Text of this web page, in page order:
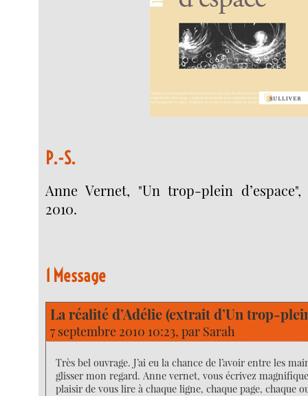
P.-S.
Anne Vernet, "Un trop-plein
2010.
1 Message
La réalité d’Adélie (extrait d’Un trop-
7 septembre 2010 10:23, par Sarah
Très bel ouvrage. J’ai eu la chance de l’avoir entre les
glisser mon regard. Anne vernet, vous écrivez
plaisir de vous lire à chaque ligne, chaque page, chaque